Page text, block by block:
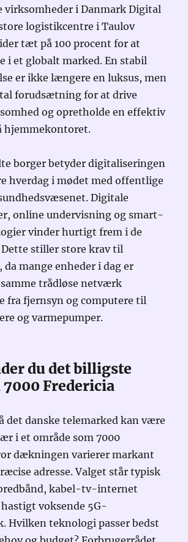
virksomheder i Danmark Digital
logistikcentre i Taulov
tæt på 100 procent for at
i et globalt marked. En stabil
er ikke længere en luksus, men
forudsætning for at drive
og opretholde en effektiv
hjemmekontoret.
borger betyder digitaliseringen
hverdag i mødet med offentlige
Digitale
online undervisning og smart-
vinder hurtigt frem i de
stiller store krav til
da mange enheder i dag er
trådløse netværk
fra fjernsyn og computere til
og varmepumper.
du det billigste
Fredericia
det danske telemarked kan være
i et område som 7000
dækningen varierer markant
adresse. Valget står typisk
kabel-tv-internet
voksende 5G-
Hvilken teknologi passer bedst